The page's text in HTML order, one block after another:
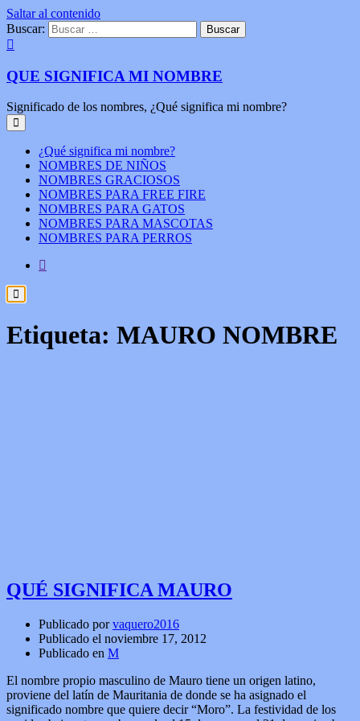
Saltar al contenido
Buscar:
QUE SIGNIFICA MI NOMBRE
Significado de los nombres, ¿Qué significa mi nombre?
¿Qué significa mi nombre?
NOMBRES DE NIÑOS
NOMBRES GRACIOSOS
NOMBRES PARA FREE FIRE
NOMBRES PARA GATOS
NOMBRES PARA MASCOTAS
NOMBRES PARA PERROS
Etiqueta: MAURO NOMBRE
QUÉ SIGNIFICA MAURO
Publicado porvaquero2016
Publicado el noviembre 17, 2012
Publicado en M
El nombre propio masculino de Mauro tiene un origen latino,
proviene del latín de Mauritania de donde se ha asignado el
significado nombre que quiere decir “Moro”. La festividad de los